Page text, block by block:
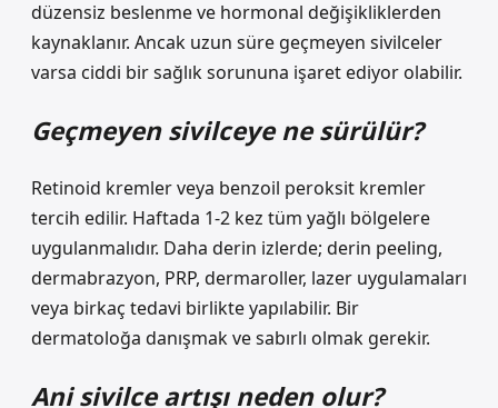
düzensiz beslenme ve hormonal değişikliklerden
kaynaklanır. Ancak uzun süre geçmeyen sivilceler
varsa ciddi bir sağlık sorununa işaret ediyor olabilir.
Geçmeyen sivilceye ne sürülür?
Retinoid kremler veya benzoil peroksit kremler
tercih edilir. Haftada 1-2 kez tüm yağlı bölgelere
uygulanmalıdır. Daha derin izlerde; derin peeling,
dermabrazyon, PRP, dermaroller, lazer uygulamaları
veya birkaç tedavi birlikte yapılabilir. Bir
dermatoloğa danışmak ve sabırlı olmak gerekir.
Ani sivilce artışı neden olur?